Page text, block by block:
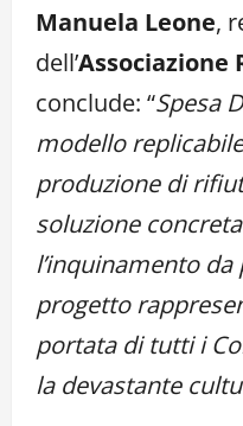
Manuela Leone,
dell’Associazione
conclude: “Spesa
modello
produzione di
soluzione
l’inquinamento
progetto
portata di tutti i
la devastante